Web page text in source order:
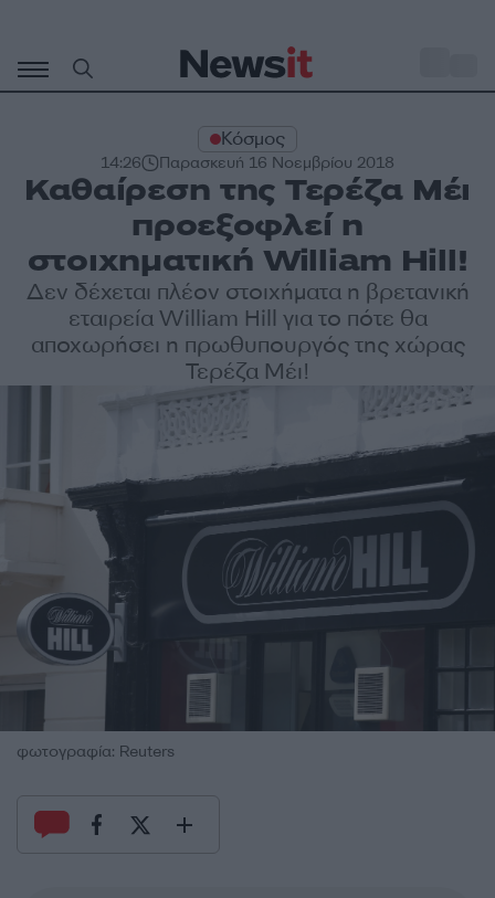
περιεχόμενο
Κόσμος
14:26 Παρασκευή 16 Νοεμβρίου 2018
Καθαίρεση της Τερέζα Μέι
προεξοφλεί η
στοιχηματική William Hill!
Δεν δέχεται πλέον στοιχήματα η βρετανική
εταιρεία William Hill για το πότε θα
αποχωρήσει η πρωθυπουργός της χώρας
Τερέζα Μέι!
φωτογραφία: Reuters